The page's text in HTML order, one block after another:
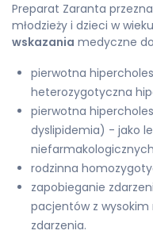
Preparat Zaranta
młodzieży i dzieci w
wskazania medyczne
pierwotna
heterozygotyczna
pierwotna
dyslipidemia) - jako
rodzinna
zapobieganie
pacjentów z
zdarzenia.